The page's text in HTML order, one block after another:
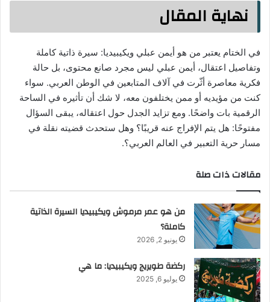
نهاية المقال
في الختام يعتبر من هو أيمن عبلي ويكيبيديا: سيرة ذاتية كاملة
وتفاصيل اعتقال، أيمن عبلي ليس مجرد صانع محتوى، بل حالة
فكرية معاصرة أثّرت في آلاف المتابعين في الوطن العربي. سواء
كنت من مؤيديه أو ممن يختلفون معه، لا شك أن تأثيره في الساحة
الرقمية بات واضحًا. ومع تزايد الجدل حول اعتقاله، يبقى السؤال
مفتوحًا: هل يتم الإفراج عنه قريبًا؟ وهل ستحدث قضيته نقلة في
مسار حرية التعبير في العالم العربي؟.
مقالات ذات صلة
من هو عمر مرموش ويكيبيديا السيرة الذاتية
كاملة؟
يونيو 2, 2026
ركضة طويريج ويكيبيديا: ما هي
يوليو 6, 2025